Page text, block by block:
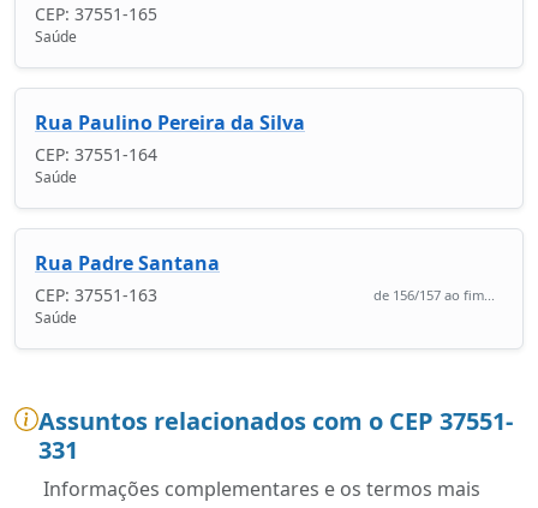
CEP: 37551-165
Saúde
Rua Paulino Pereira da Silva
CEP: 37551-164
Saúde
Rua Padre Santana
CEP: 37551-163 de 156/157 ao fim...
Saúde
Assuntos relacionados com o CEP 37551-
331
Informações complementares e os termos mais